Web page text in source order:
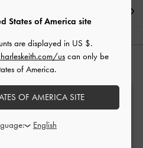
قد
States of America site
are displayed in US $.
us can only be
of America.
OF AMERICA SITE